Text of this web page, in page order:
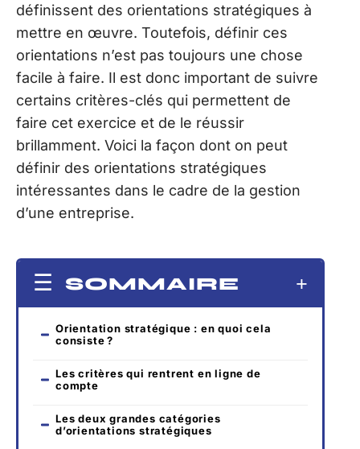
définissent des orientations stratégiques à
mettre en œuvre. Toutefois, définir ces
orientations n’est pas toujours une chose
facile à faire. Il est donc important de suivre
certains critères-clés qui permettent de
faire cet exercice et de le réussir
brillamment. Voici la façon dont on peut
définir des orientations stratégiques
intéressantes dans le cadre de la gestion
d’une entreprise.
SOMMAIRE
Orientation stratégique : en quoi cela
consiste ?
Les critères qui rentrent en ligne de
compte
Les deux grandes catégories
d’orientations stratégiques